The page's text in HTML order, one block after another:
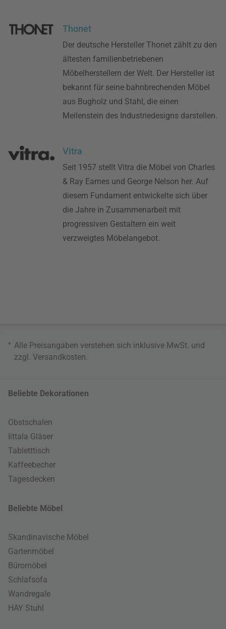
Thonet
Der deutsche Hersteller Thonet zählt zu den
ältesten familienbetriebenen
Möbelherstellern der Welt. Der Hersteller ist
bekannt für seine bahnbrechenden Möbel
aus Bugholz und Stahl, die einen
Meilenstein des Industriedesigns darstellen.
Vitra
Seit 1957 stellt Vitra die Möbel von Charles
& Ray Eames und George Nelson her. Auf
diesem Fundament entwickelte sich über
die Jahre in Zusammenarbeit mit
progressiven Gestaltern ein weit
verzweigtes Möbelangebot.
* Alle Preisangaben verstehen sich inklusive MwSt. und
zzgl. Versandkosten.
Beliebte Dekorationen
Obstschalen
Iittala Gläser
Tabletttisch
Kaffeebecher
Tagesdecken
Beliebte Möbel
Skandinavische Möbel
Gartenmöbel
Büromöbel
Schlafsofa
Wandregale
HAY Stuhl